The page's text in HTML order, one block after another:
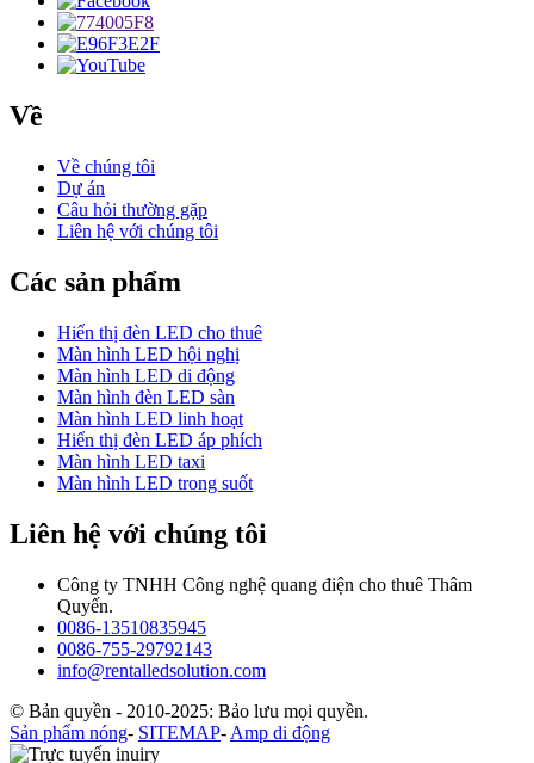
Về
Về chúng tôi
Dự án
Câu hỏi thường gặp
Liên hệ với chúng tôi
Các sản phẩm
Hiển thị đèn LED cho thuê
Màn hình LED hội nghị
Màn hình LED di động
Màn hình đèn LED sàn
Màn hình LED linh hoạt
Hiển thị đèn LED áp phích
Màn hình LED taxi
Màn hình LED trong suốt
Liên hệ với chúng tôi
Công ty TNHH Công nghệ quang điện cho thuê Thâm
Quyến.
0086-13510835945
0086-755-29792143
info@rentalledsolution.com
© Bản quyền - 2010-2025: Bảo lưu mọi quyền.
Sản phẩm nóng- SITEMAP- Amp di động